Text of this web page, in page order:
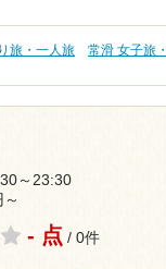
旅・一人旅 常滑 女子旅
～23:30
- 点 / 0件